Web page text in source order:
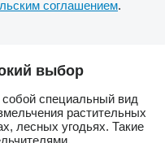
соглашением.
выбор
специальный вид
растительных
лесных угодьях. Такие